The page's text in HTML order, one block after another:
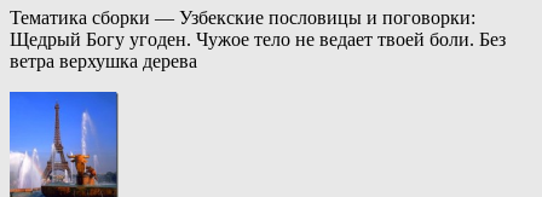
Тематика сборки — Узбекские пословицы и поговорки:
Щедрый Богу угоден. Чужое тело не ведает твоей боли. Без
ветра верхушка дерева